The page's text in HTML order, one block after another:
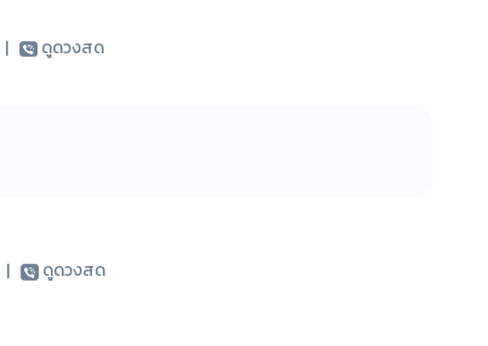
| ดูดวงสด
| ดูดวงสด